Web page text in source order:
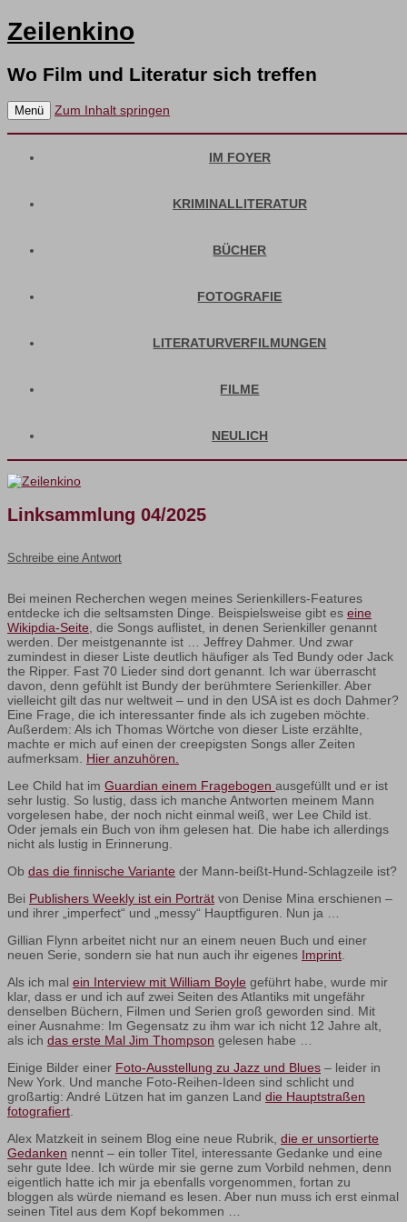
Zeilenkino
Wo Film und Literatur sich treffen
Menü Zum Inhalt springen
IM FOYER
KRIMINALLITERATUR
BÜCHER
FOTOGRAFIE
LITERATURVERFILMUNGEN
FILME
NEULICH
Linksammlung 04/2025
Schreibe eine Antwort
Bei meinen Recherchen wegen meines Serienkillers-Features
entdecke ich die seltsamsten Dinge. Beispielsweise gibt es eine
Wikipdia-Seite , die Songs auflistet, in denen Serienkiller genannt
werden. Der meistgenannte ist … Jeffrey Dahmer. Und zwar
zumindest in dieser Liste deutlich häufiger als Ted Bundy oder Jack
the Ripper. Fast 70 Lieder sind dort genannt. Ich war überrascht
davon, denn gefühlt ist Bundy der berühmtere Serienkiller. Aber
vielleicht gilt das nur weltweit – und in den USA ist es doch Dahmer?
Eine Frage, die ich interessanter finde als ich zugeben möchte.
Außerdem: Als ich Thomas Wörtche von dieser Liste erzählte,
machte er mich auf einen der creepigsten Songs aller Zeiten
aufmerksam. Hier anzuhören.
Lee Child hat im Guardian einem Fragebogen ausgefüllt und er ist
sehr lustig. So lustig, dass ich manche Antworten meinem Mann
vorgelesen habe, der noch nicht einmal weiß, wer Lee Child ist.
Oder jemals ein Buch von ihm gelesen hat. Die habe ich allerdings
nicht als lustig in Erinnerung.
Ob das die finnische Variante der Mann-beißt-Hund-Schlagzeile ist?
Bei Publishers Weekly ist ein Porträt von Denise Mina erschienen –
und ihrer „imperfect“ und „messy“ Hauptfiguren. Nun ja …
Gillian Flynn arbeitet nicht nur an einem neuen Buch und einer
neuen Serie, sondern sie hat nun auch ihr eigenes Imprint
Als ich mal ein Interview mit William Boyle geführt habe, wurde mir
klar, dass er und ich auf zwei Seiten des Atlantiks mit ungefähr
denselben Büchern, Filmen und Serien groß geworden sind. Mit
einer Ausnahme: Im Gegensatz zu ihm war ich nicht 12 Jahre alt,
als ich das erste Mal Jim Thompson gelesen habe …
Einige Bilder einer Foto-Ausstellung zu Jazz und Blues – leider in
New York. Und manche Foto-Reihen-Ideen sind schlicht und
großartig: André Lützen hat im ganzen Land die Hauptstraßen
fotografiert
Alex Matzkeit in seinem Blog eine neue Rubrik, die er unsortierte
Gedanken nennt – ein toller Titel, interessante Gedanke und eine
sehr gute Idee. Ich würde mir sie gerne zum Vorbild nehmen, denn
eigentlich hatte ich mir ja ebenfalls vorgenommen, fortan zu
bloggen als würde niemand es lesen. Aber nun muss ich erst einmal
seinen Titel aus dem Kopf bekommen …